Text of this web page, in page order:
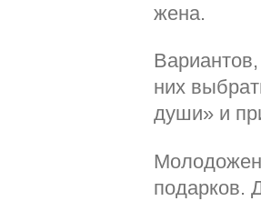
жена.
них
души» и
подарков.